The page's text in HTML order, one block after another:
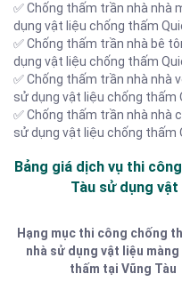
✅ Chống thấm trần nhà nhà
dụng vật liệu chống thấm
✅ Chống thấm trần nhà bê
dụng vật liệu chống thấm
✅ Chống thấm trần nhà nhà
sử dụng vật liệu chống thấm
✅ Chống thấm trần nhà nhà
sử dụng vật liệu chống thấm
Bảng giá dịch vụ thi
Tàu sử dụng
Hạng mục thi công chống
nhà sử dụng vật liệu
thấm tại Vũng Tàu